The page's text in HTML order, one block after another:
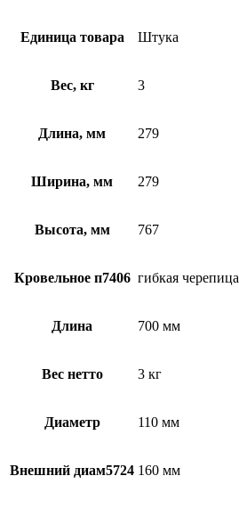
Единица товара Штука
Вес, кг 3
Длина, мм 279
Ширина, мм 279
Высота, мм 767
Кровельное п7406 гибкая черепица
Длина 700 мм
Вес нетто 3 кг
Диаметр 110 мм
Внешний диам5724 160 мм